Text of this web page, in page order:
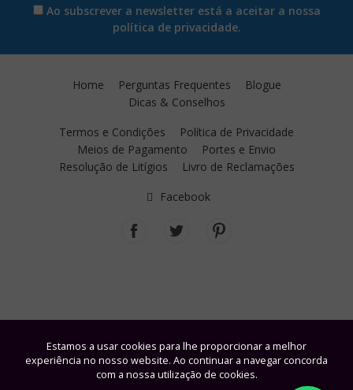
Estamos a usar cookies para lhe proporcionar a melhor
experiência no nosso website. Ao continuar a navegar concorda
com a nossa utilização de cookies.
Ao subscrever a newsletter está a aceitar a nossa
política de privacidade.
Home Perguntas Frequentes
Blogue
Dicas & Conselhos
Termos e Condições
Política de Privacidade
Meios de Pagamento
Portes e Envio
Resolução de Litígios
Livro de Reclamações
Facebook